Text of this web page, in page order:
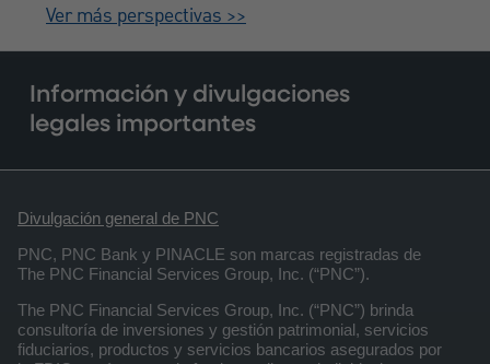
patrimonio personal mediante un plan de
Ver más perspectivas >>
Información y divulgaciones
legales importantes
Divulgación general de PNC
PNC, PNC Bank y PINACLE son marcas registradas de
The PNC Financial Services Group, Inc. (“PNC”).
The PNC Financial Services Group, Inc. (“PNC”) brinda
consultoría de inversiones y gestión patrimonial, servicios
fiduciarios, productos y servicios bancarios asegurados por